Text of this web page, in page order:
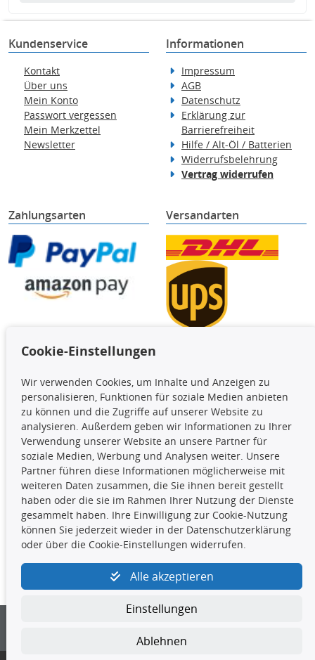
Kundenservice
Kontakt
Über uns
Mein Konto
Passwort vergessen
Mein Merkzettel
Newsletter
Informationen
Impressum
AGB
Datenschutz
Erklärung zur
Barrierefreiheit
Hilfe / Alt-Öl / Batterien
Widerrufsbelehrung
Vertrag widerrufen
Zahlungsarten Versandarten
Die hier angezeigten Daten,
insbesondere die gesamte Datenbank,
dürfen nicht kopiert werden. Es ist zu
unterlassen, die Daten oder die gesamte Datenbank ohne
vorherige Zustimmung TecDocs zu vervielfältigen, zu
verbreiten und/oder diese Handlungen durch Dritte ausführen
zu lassen. Ein Zuwiderhandeln stellt eine
Urheberrechtsverletzung dar und wird verfolgt.
Kontakt
4yourcar GmbH | Avidesweg 1 | 27386 Hemsbünde |
kundenservice@4yourcar.de
Cookie-Einstellungen
Wir verwenden Cookies, um Inhalte und Anzeigen zu
personalisieren, Funktionen für soziale Medien anbieten
zu können und die Zugriffe auf unserer Website zu
analysieren. Außerdem geben wir Informationen zu Ihrer
Verwendung unserer Website an unsere Partner für
soziale Medien, Werbung und Analysen weiter. Unsere
Partner führen diese Informationen möglicherweise mit
weiteren Daten zusammen, die Sie ihnen bereit gestellt
haben oder die sie im Rahmen Ihrer Nutzung der Dienste
gesammelt haben. Ihre Einwilligung zur Cookie-Nutzung
können Sie jederzeit wieder in der Datenschutzerklärung
oder über die Cookie-Einstellungen widerrufen.
Alle akzeptieren
Einstellungen
Ablehnen